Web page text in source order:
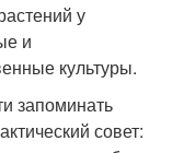
у
и
культуры.
запоминать
совет: